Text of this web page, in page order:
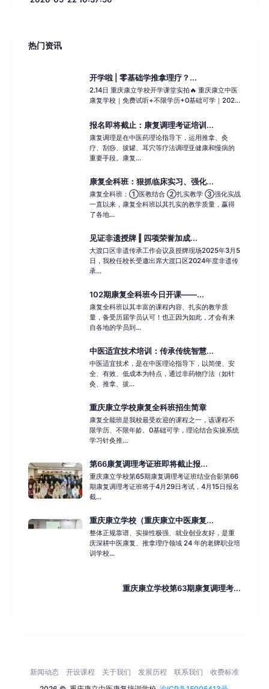
热门资讯
开学啦 | 零基础学推拿理疗？...
2.14日 重庆康立学校开学课堂实拍🔥 重庆康立中医
康复学校｜免费试听+不限学历+0基础可学｜202...
报名即将截止：康复调理考证培训...
康复调理是在中医药理论指导下，运用推拿、灸
疗、刮痧、拔罐、耳穴等疗法调理亚健康和慢病的
重要手段。康复...
康复全科班：狠抓临床实习、强化...
康复全科班：①医教结合 ②扎实教学 ③强化实战
一直以来，康复全科班以其扎实的教学质量，赢得
了各地...
见证非遗授牌 ‖ 四项荣誉加成...
大渡口区非遗传承工作会议及授牌现场2025年3月5
日，我校任校长受邀出席大渡口区2024年度非遗传
承...
102期康复全科班今日开课——...
康复全科班以其丰富的课程内容、扎实的教学质
量，备受历届学员认可！也正因为如此，才会有来
自各地的学员到...
中医适宜技术培训：传承传统智慧...
中医适宜技术，是在中医理论指导下，以简便、安
全、有效、低成本为特点，通过非药物疗法（如针
灸、推拿、拔...
重庆康立学校康复全科班招生简章
康复全能班是我校最受欢迎的课程之一，该课程不
限学历、不限年龄、0基础可学，理论结合实操系统
学习针灸推...
第66康复调理考证班即将截止报...
重庆康立学校第65期康复调理考证班结业合影第66
期康复调理考证班将于4月29日考试，4月15日报名
截...
重庆康立学校（重庆康立中医康复...
整体正规靠谱、实操性极强、就业创业友好，是重
庆深耕中医康复、推拿理疗领域 24 年的老牌职业培
训学校...
重庆康立学校第63期康复调理考...
新闻动态 开设课程 关于我们 发展历程 联系我们 收费标准